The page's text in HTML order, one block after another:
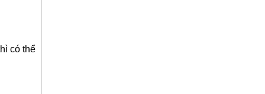
có thể